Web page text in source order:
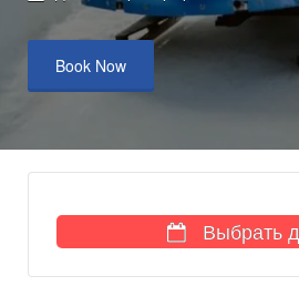
Book Now
Выбрать